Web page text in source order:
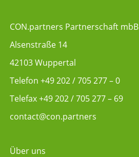
CON.partners Partnerschaft mbB
Alsenstraße 14
42103 Wuppertal
Telefon +49 202 / 705 277 – 0
Telefax +49 202 / 705 277 – 69
contact@con.partners
Über uns